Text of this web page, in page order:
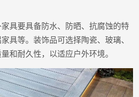
具要具备防水、防晒、抗腐蚀的特
具等。装饰品可选择陶瓷、玻璃、
和耐久性，以适应户外环境。